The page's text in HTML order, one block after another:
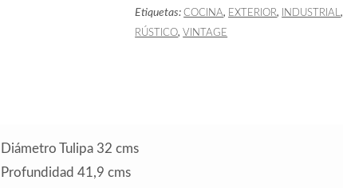
Etiquetas:COCINA, EXTERIOR, INDUSTRIAL,
RÚSTICO,VINTAGE
Diámetro Tulipa 32 cms
Profundidad 41,9 cms